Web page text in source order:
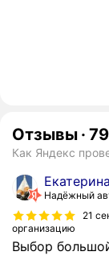
Отзывы · 79
Как Яндекс
Надёжный
21
организацию
Выбор